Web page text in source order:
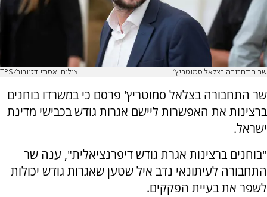
שר התחבורה בצלאל סמוטריץ' צילום: אסתי דזיובוב/TPS
שר התחבורה בצלאל סמוטריץ' פרסם כי במשרדו בוחנים
ברצינות את האפשרות ליישם אגרות גודש בכבישי מדינת
ישראל.
"בוחנים ברצינות אגרת גודש דיפרנציאלית", ענה שר
התחבורה לעיתונאי נדב איל שטען שאגרות גודש יכולות
לשפר את בעיית הפקקים.